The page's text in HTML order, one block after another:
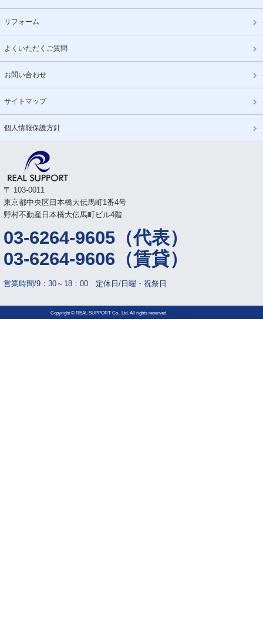
リフォーム
よくいただくご質問
お問い合わせ
サイトマップ
個人情報保護方針
〒 103-0011
東京都中央区日本橋大伝馬町1番4号
野村不動産日本橋大伝馬町ビル4階
03-6264-9605（代表）
03-6264-9606（賃貸）
営業時間/9：30～18：00 定休日/日曜・祝祭日
Copyright © REAL SUPPORT Co., Ltd. All rights reserved.